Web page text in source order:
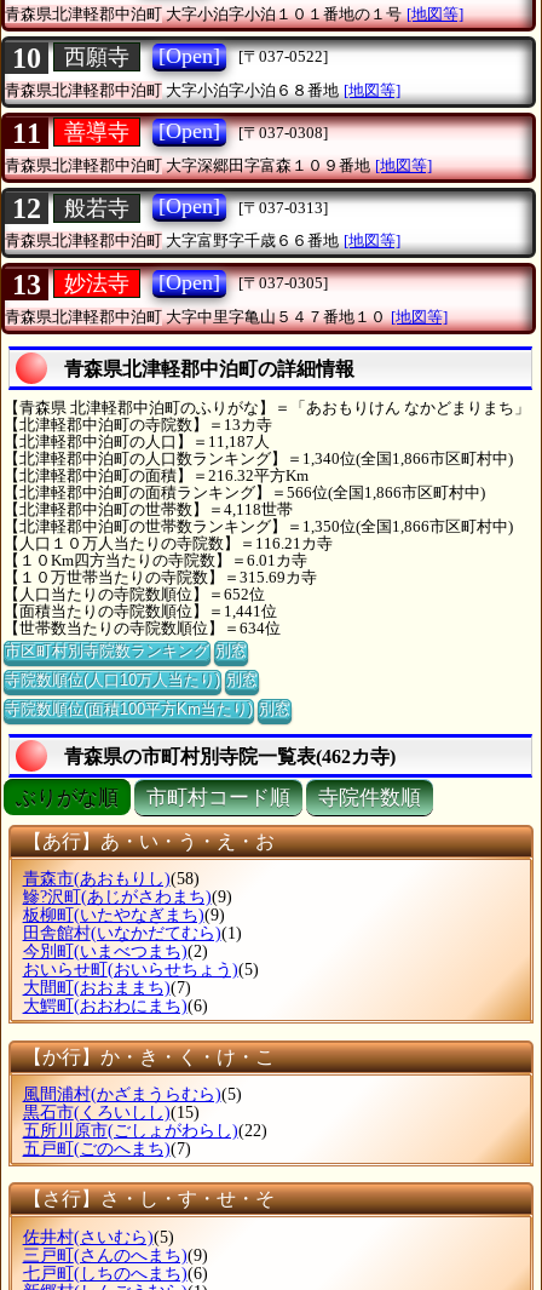
青森県北津軽郡中泊町大字小泊字小泊１０１番地の１号 [地図等]
10 西願寺 [Open]
[〒037-0522]
青森県北津軽郡中泊町 大字小泊字小泊６８番地 [地図等]
11 善導寺 [Open]
[〒037-0308]
青森県北津軽郡中泊町大字深郷田字富森１０９番地 [地図等]
12 般若寺 [Open]
[〒037-0313]
青森県北津軽郡中泊町大字富野字千歳６６番地 [地図等]
13 妙法寺 [Open]
[〒037-0305]
青森県北津軽郡中泊町大字中里字亀山５４７番地１０ [地図等]
青森県北津軽郡中泊町の詳細情報
【青森県 北津軽郡中泊町のふりがな】＝「あおもりけん なかどまりまち」
【北津軽郡中泊町の寺院数】＝13カ寺
【北津軽郡中泊町の人口】＝11,187人
【北津軽郡中泊町の人口数ランキング】＝1,340位(全国1,866市区町村中)
【北津軽郡中泊町の面積】＝216.32平方Km
【北津軽郡中泊町の面積ランキング】＝566位(全国1,866市区町村中)
【北津軽郡中泊町の世帯数】＝4,118世帯
【北津軽郡中泊町の世帯数ランキング】＝1,350位(全国1,866市区町村中)
【人口１０万人当たりの寺院数】＝116.21カ寺
【１０Km四方当たりの寺院数】＝6.01カ寺
【１０万世帯当たりの寺院数】＝315.69カ寺
【人口当たりの寺院数順位】＝652位
【面積当たりの寺院数順位】＝1,441位
【世帯数当たりの寺院数順位】＝634位
市区町村別寺院数ランキング 別窓
寺院数順位(人口10万人当たり) 別窓
寺院数順位(面積100平方Km当たり) 別窓
青森県の市町村別寺院一覧表(462カ寺)
ぶりがな順 市町村コード順 寺院件数順
【あ行】あ・い・う・え・お
青森市(あおもりし)(58)
鰺?沢町 (あじがさわまち)(9)
板柳町 (いたやなぎまち)(9)
田舎館村(いなかだてむら)(1)
今別町 (いまべつまち)(2)
おいらせ町 (おいらせちょう)(5)
大間町 (おおままち)(7)
大鰐町 (おおわにまち)(6)
【か行】か・き・く・け・こ
風間浦村(かざまうらむら)(5)
黒石市(くろいしし)(15)
五所川原市(ごしょがわらし)(22)
五戸町 (ごのへまち)(7)
【さ行】さ・し・す・せ・そ
佐井村(さいむら)(5)
三戸町 (さんのへまち)(9)
七戸町 (しちのへまち)(6)